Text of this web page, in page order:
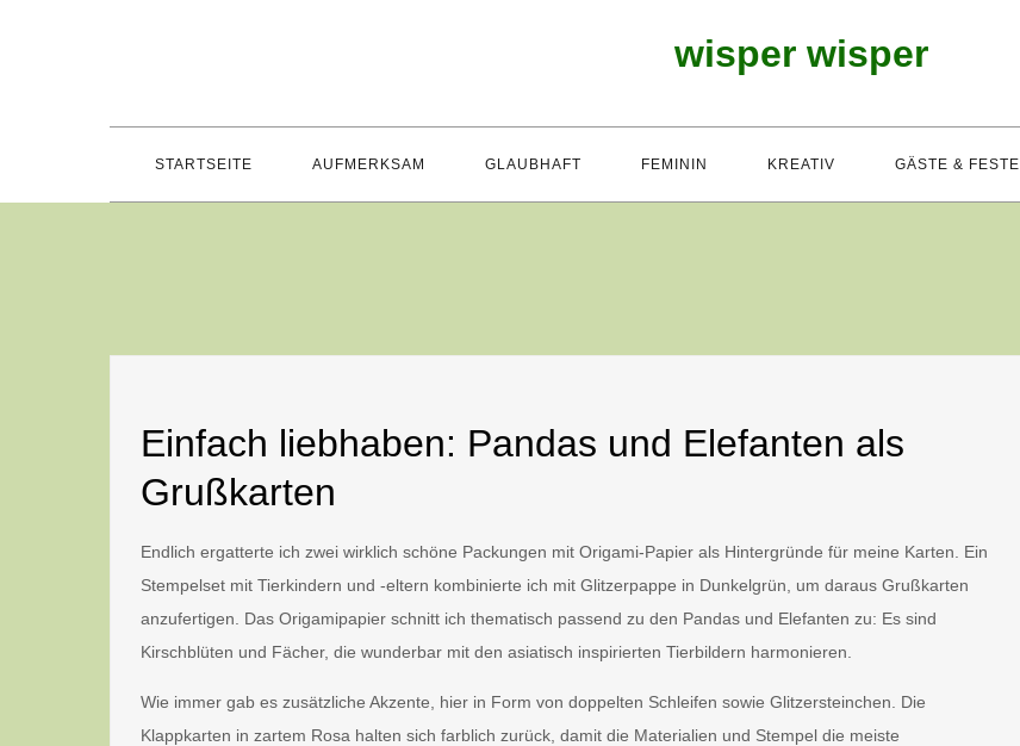
wisper wisper
STARTSEITE AUFMERKSAM GLAUBHAFT FEMININ KREATIV GÄSTE & FESTE
Einfach liebhaben: Pandas und Elefanten als
Grußkarten
Endlich ergatterte ich zwei wirklich schöne Packungen mit Origami-Papier als Hintergründe für meine Karten. Ein
Stempelset mit Tierkindern und -eltern kombinierte ich mit Glitzerpappe in Dunkelgrün, um daraus Grußkarten
anzufertigen. Das Origamipapier schnitt ich thematisch passend zu den Pandas und Elefanten zu: Es sind
Kirschblüten und Fächer, die wunderbar mit den asiatisch inspirierten Tierbildern harmonieren.
Wie immer gab es zusätzliche Akzente, hier in Form von doppelten Schleifen sowie Glitzersteinchen. Die
Klappkarten in zartem Rosa halten sich farblich zurück, damit die Materialien und Stempel die meiste